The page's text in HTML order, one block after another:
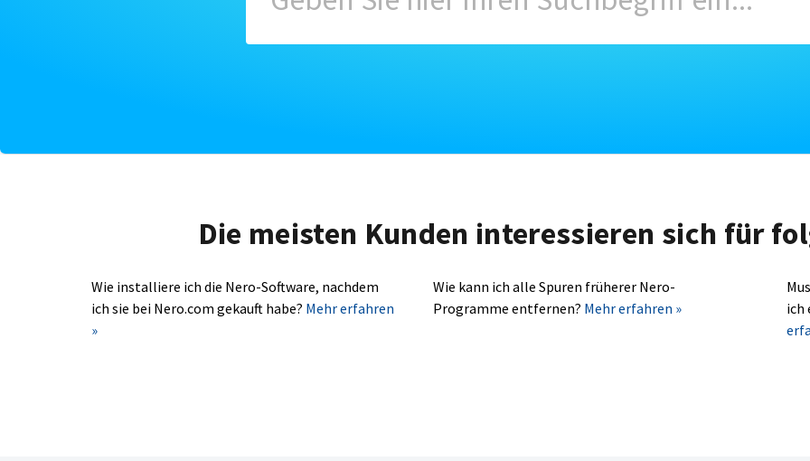
Die meisten Kunden interessieren sich für
Wie installiere ich die Nero-Software, nachdem
ich sie bei Nero.com gekauft habe? Mehr erfahren
»
Wie kann ich alle Spuren früherer Nero-
Programme entfernen? Mehr erfahren »
ich